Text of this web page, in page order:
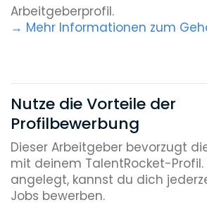
Arbeitgeberprofil.
Mehr Informationen zum
Nutze die Vorteile der
Profilbewerbung
Dieser Arbeitgeber bevorzugt
mit deinem TalentRocket-Profil.
angelegt, kannst du dich
Jobs bewerben.